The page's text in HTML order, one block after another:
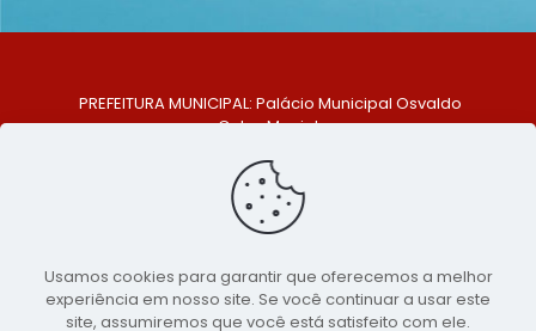
PREFEITURA MUNICIPAL: Palácio Municipal Osvaldo
Celso Maciel
Centro, São Bento do Una - PE. CEP: 553370-128
TELEFONE: (81) 99548-1569
E-MAIL: ouvidoria@saobentodouna.pe.gov.br
Copyright 2021-2026 - Assessoria de Comunicação da
Usamos cookies para garantir que oferecemos a melhor
experiência em nosso site. Se você continuar a usar este
site, assumiremos que você está satisfeito com ele.